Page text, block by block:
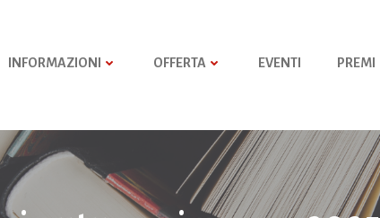
INFORMAZIONI OFFERTA EVENTI PREMI